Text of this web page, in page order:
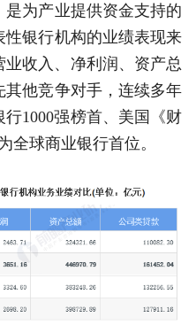
为产业提供资金支持的
银行机构的业绩表现来
业收入、净利润、资产总
他竞争对手，连续多年
1000强榜首、美国《财
全球商业银行首位。